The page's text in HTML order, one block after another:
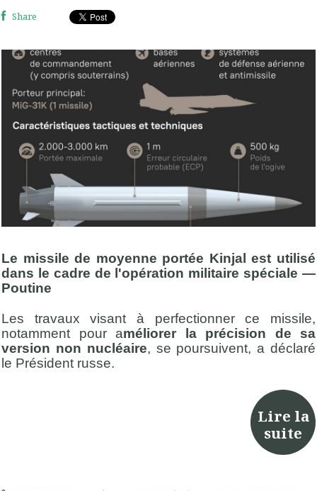
Share
Le missile de moyenne portée Kinjal est utilisé
dans le cadre de l'opération militaire spéciale —
Poutine
Les travaux visant à perfectionner ce missile,
notamment pour améliorer la précision de sa
version non nucléaire, se poursuivent, a déclaré
le Président russe.
Lire la
suite